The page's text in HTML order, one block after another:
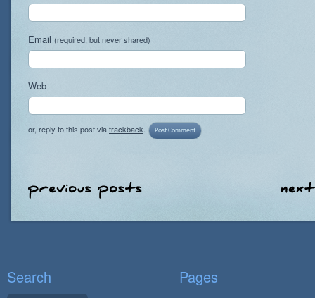
Email (required, but never shared)
Web
or, reply to this post viatrackback
Search Pages